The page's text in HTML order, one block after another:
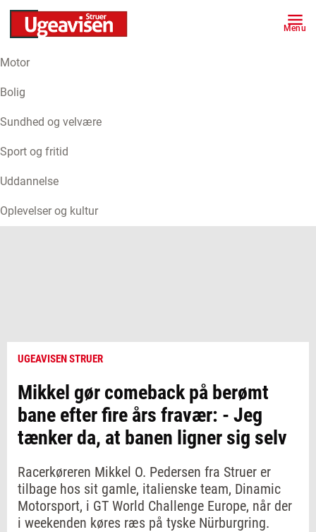
Menu
Motor
Bolig
Sundhed og velvære
Sport og fritid
Uddannelse
Oplevelser og kultur
UGEAVISEN STRUER
Mikkel gør comeback på berømt
bane efter fire års fravær: - Jeg
tænker da, at banen ligner sig selv
Racerkøreren Mikkel O. Pedersen fra Struer er
tilbage hos sit gamle, italienske team, Dinamic
Motorsport, i GT World Challenge Europe, når der
i weekenden køres ræs på tyske Nürburgring.